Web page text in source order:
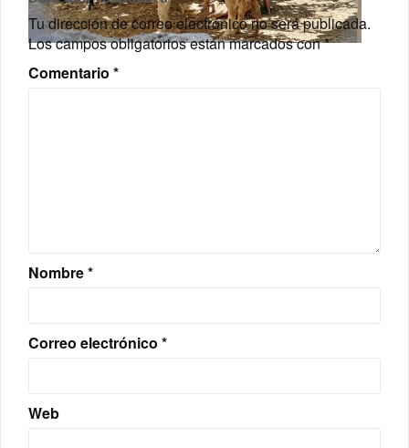
Tu dirección de correo electrónico no será publicada.
Los campos obligatorios están marcados con*
Comentario *
Nombre*
Correo electrónico *
Web